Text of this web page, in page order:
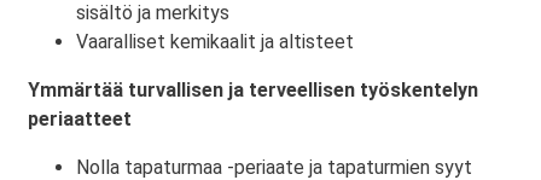
sisältö ja merkitys
Vaaralliset kemikaalit ja altisteet
Ymmärtää turvallisen ja terveellisen työskentelyn
periaatteet
Nolla tapaturmaa -periaate ja tapaturmien syyt